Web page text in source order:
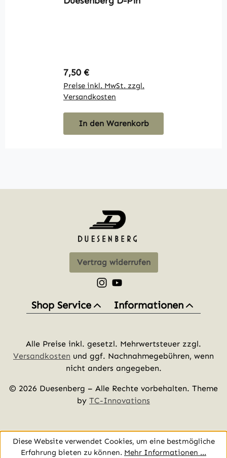
Regulärer Preis:
7,50 €
Preise inkl. MwSt. zzgl.
Versandkosten
In den Warenkorb
Vertrag widerrufen
Schau auf Instagram vorbei –
Sieh dir unsere Videos auf
Shop Service Informationen
Alle Preise inkl. gesetzl. Mehrwertsteuer zzgl.
Versandkosten und ggf. Nachnahmegebühren, wenn
nicht anders angegeben.
© 2026 Duesenberg – Alle Rechte vorbehalten. Theme
by TC-Innovations
Diese Website verwendet Cookies, um eine bestmögliche
Erfahrung bieten zu können. Mehr Informationen ...